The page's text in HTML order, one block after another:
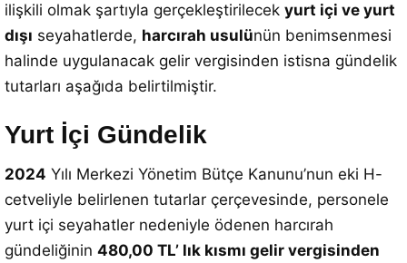
ilişkili olmak şartıyla gerçekleştirilecek yurt içi ve yurt
dışı seyahatlerde, harcırah usulünün benimsenmesi
halinde uygulanacak gelir vergisinden istisna gündelik
tutarları aşağıda belirtilmiştir.
Yurt İçi Gündelik
2024 Yılı Merkezi Yönetim Bütçe Kanunu’nun eki H-
cetveliyle belirlenen tutarlar çerçevesinde, personele
yurt içi seyahatler nedeniyle ödenen harcırah
gündeliğinin 480,00 TL’ lık kısmı gelir vergisinden